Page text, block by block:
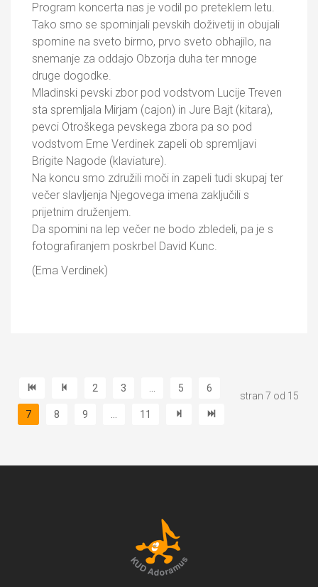
Program koncerta nas je vodil po preteklem letu.
Tako smo se spominjali pevskih doživetij in obujali
spomine na sveto birmo, prvo sveto obhajilo, na
snemanje za oddajo Obzorja duha ter mnoge
druge dogodke.
Mladinski pevski zbor pod vodstvom Lucije Treven
sta spremljala Mirjam (cajon) in Jure Bajt (kitara),
pevci Otroškega pevskega zbora pa so pod
vodstvom Eme Verdinek zapeli ob spremljavi
Brigite Nagode (klaviature).
Na koncu smo združili moči in zapeli tudi skupaj ter
večer slavljenja Njegovega imena zaključili s
prijetnim druženjem.
Da spomini na lep večer ne bodo zbledeli, pa je s
fotografiranjem poskrbel David Kunc.
(Ema Verdinek)
stran 7 od 15
2 3 5 6
7 8 9 11